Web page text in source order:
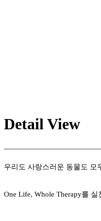
Detail View
우리도 사랑스러운 동물도 모
One Life, Whole Therapy를 실